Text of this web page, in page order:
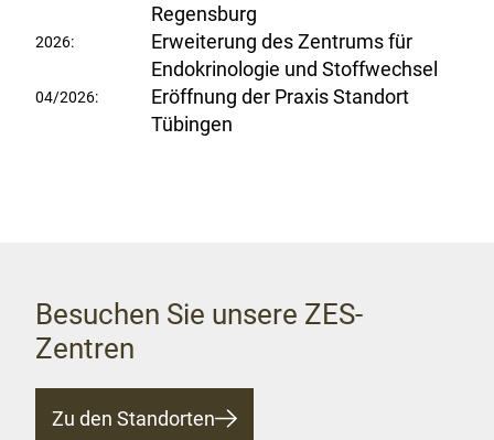
Regensburg
2026:
Erweiterung des Zentrums für
Endokrinologie und Stoffwechsel
04/2026:
Eröffnung der Praxis Standort
Tübingen
Besuchen Sie unsere ZES-
Zentren
Zu den Standorten